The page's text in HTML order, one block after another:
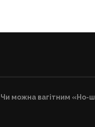
Чи можна вагітним «Но-